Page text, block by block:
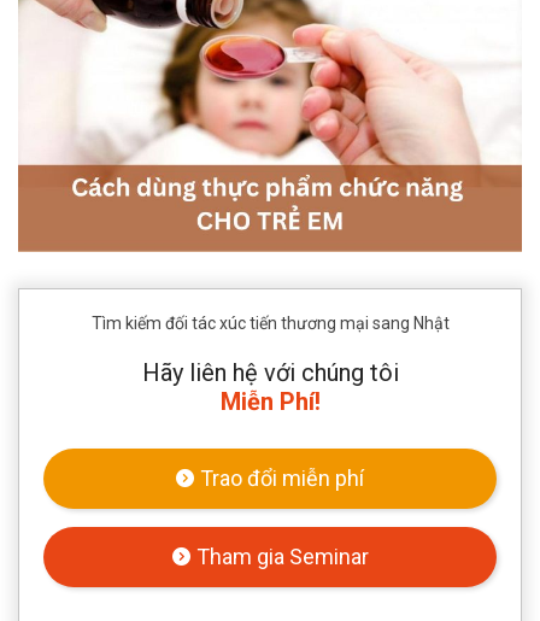
Tìm kiếm đối tác xúc tiến thương mại sang Nhật
Hãy liên hệ với chúng tôi
Miễn Phí!
Trao đổi miễn phí
Tham gia Seminar